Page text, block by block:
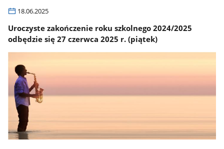
18.06.2025
Uroczyste zakończenie roku szkolnego 2024/2025
odbędzie się 27 czerwca 2025 r. (piątek)